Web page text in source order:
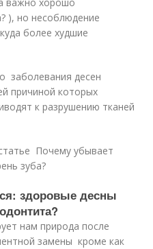
), но несоблюдение
более худшие
заболевания десен
причиной которых
к разрушению тканей
Почему убывает
зуба?
здоровые десны
нам природа после
замены кроме как